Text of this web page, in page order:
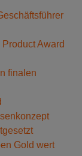
Award
finalen
Gold wert